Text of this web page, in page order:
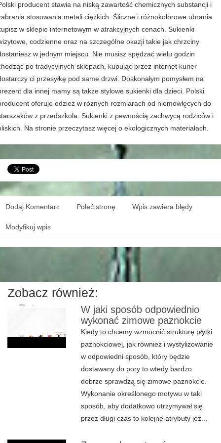
producent stawia na niską zawartość chemicznych substancji i
stosowania metali ciężkich. Śliczne i różnokolorowe ubrania
w sklepie internetowym w atrakcyjnych cenach. Sukienki
codzienne oraz na szczególne okazji takie jak chrzciny
w jednym miejscu. Nie musisz spędzać wielu godzin
po tradycyjnych sklepach, kupując przez internet kurier
ci przesyłkę pod same drzwi. Doskonałym pomysłem na
dla innej mamy są także stylowe sukienki dla dzieci. Polski
oferuje odzież w różnych rozmiarach od niemowlęcych do
z przedszkola. Sukienki z pewnością zachwycą rodziców i
Na stronie przeczytasz więcej o ekologicznych materiałach.
Dodaj Komentarz Poleć stronę Wpis zawiera błędy
Modyfikuj wpis
Zobacz również:
W jaki sposób odpowiednio
wykonać zimowe paznokcie
Kiedy to chcemy wzmocnić strukturę płytki
paznokciowej, jak również i wystylizowanie
w odpowiedni sposób, który będzie
dostawany do pory to wtedy bardzo
dobrze sprawdzą się zimowe paznokcie.
Wykonanie określonego motywu w taki
sposób, aby dodatkowo utrzymywał się
przez długi czas to kolejne atrybuty jeż...